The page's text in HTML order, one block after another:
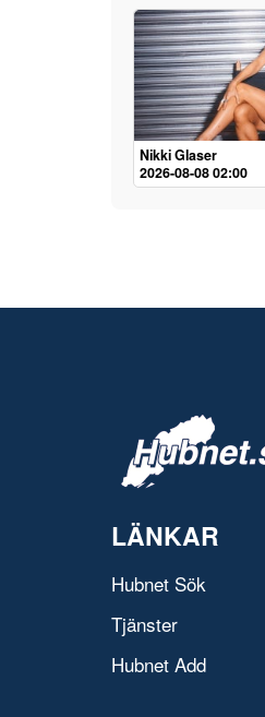
Nikki Glaser
2026-08-08 02:00
LÄNKAR
Hubnet Sök
Tjänster
Hubnet Add